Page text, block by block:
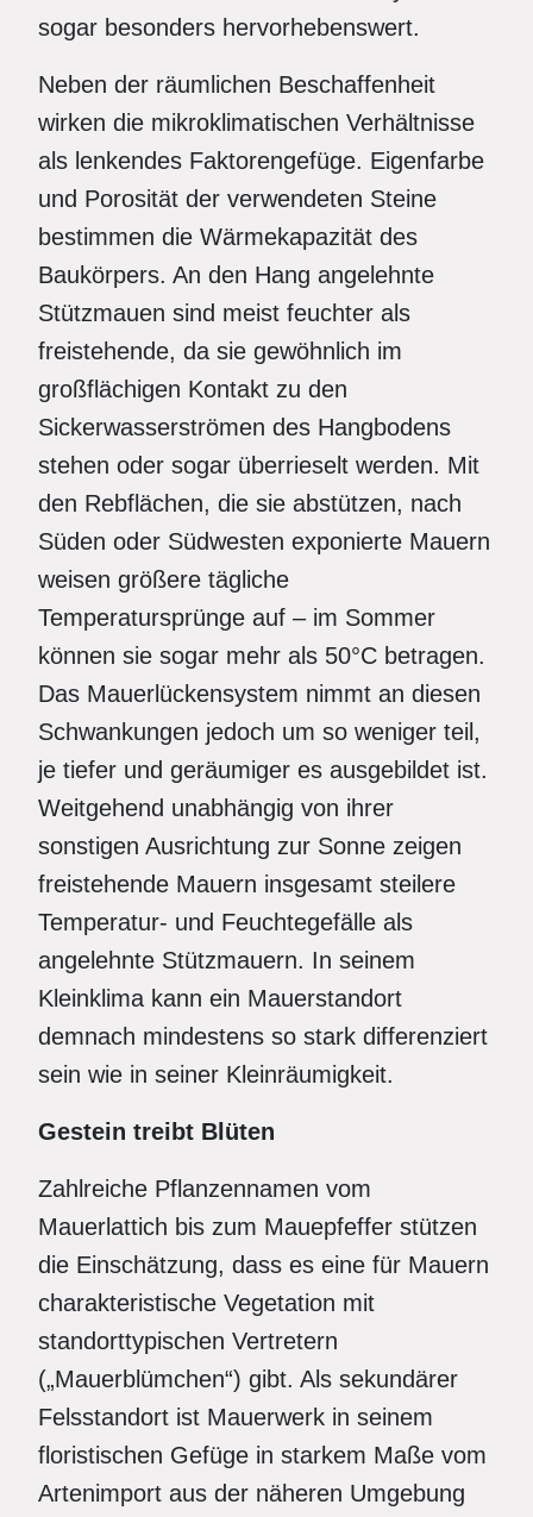
sogar besonders hervorhebenswert.
Neben der räumlichen Beschaffenheit
wirken die mikroklimatischen Verhältnisse
als lenkendes Faktorengefüge. Eigenfarbe
und Porosität der verwendeten Steine
bestimmen die Wärmekapazität des
Baukörpers. An den Hang angelehnte
Stützmauen sind meist feuchter als
freistehende, da sie gewöhnlich im
großflächigen Kontakt zu den
Sickerwasserströmen des Hangbodens
stehen oder sogar überrieselt werden. Mit
den Rebflächen, die sie abstützen, nach
Süden oder Südwesten exponierte Mauern
weisen größere tägliche
Temperatursprünge auf – im Sommer
können sie sogar mehr als 50°C betragen.
Das Mauerlückensystem nimmt an diesen
Schwankungen jedoch um so weniger teil,
je tiefer und geräumiger es ausgebildet ist.
Weitgehend unabhängig von ihrer
sonstigen Ausrichtung zur Sonne zeigen
freistehende Mauern insgesamt steilere
Temperatur- und Feuchtegefälle als
angelehnte Stützmauern. In seinem
Kleinklima kann ein Mauerstandort
demnach mindestens so stark differenziert
sein wie in seiner Kleinräumigkeit.
Gestein treibt Blüten
Zahlreiche Pflanzennamen vom
Mauerlattich bis zum Mauepfeffer stützen
die Einschätzung, dass es eine für Mauern
charakteristische Vegetation mit
standorttypischen Vertretern
(„Mauerblümchen“) gibt. Als sekundärer
Felsstandort ist Mauerwerk in seinem
floristischen Gefüge in starkem Maße vom
Artenimport aus der näheren Umgebung